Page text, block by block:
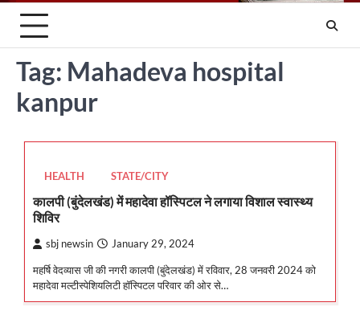
Tag: Mahadeva hospital
kanpur
HEALTH STATE/CITY
कालपी (बुंदेलखंड) में महादेवा हॉस्पिटल ने लगाया विशाल स्वास्थ्य
शिविर
sbj newsin January 29, 2024
महर्षि वेदव्यास जी की नगरी कालपी (बुंदेलखंड) में रविवार, 28 जनवरी 2024 को
महादेवा मल्टीस्पेशियलिटी हॉस्पिटल परिवार की ओर से…